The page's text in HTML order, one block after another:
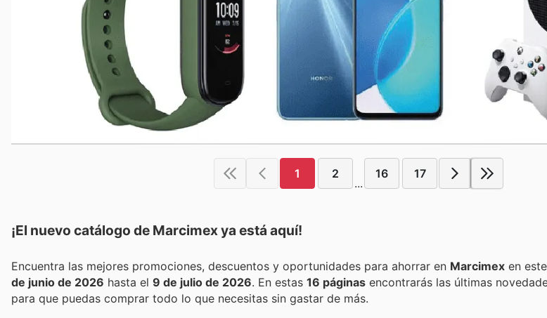
1 2
...
16 17
¡El nuevo catálogo de Marcimexya está aquí!
Encuentra las mejores promociones, descuentos y oportunidades para ahorrar en Marcimex en
de junio de 2026 hasta el 9 de julio de 2026 . En estas 16 páginas encontrarás las últimas
para que puedas comprar todo lo que necesitas sin gastar de más.